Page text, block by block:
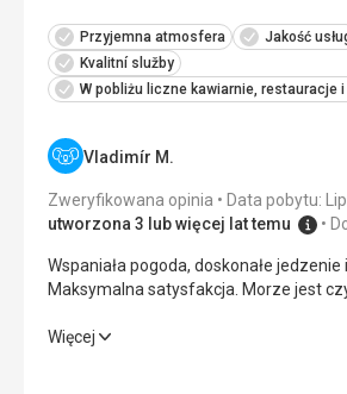
Przyjemna atmosfera
Jakość
Kvalitní služby
W pobliżu liczne kawiarnie, restauracje
Vladimír M.
Zweryfikowana opinia Data pobytu:
utworzona 3 lub więcej lat temu
Wspaniała pogoda, doskonałe jedzenie
Maksymalna satysfakcja. Morze jest
Wspaniała pogoda, doskonałe jedzenie i
Więcej